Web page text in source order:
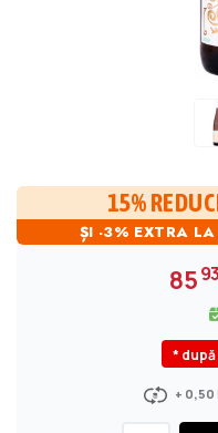
15%
ȘI -3% EXTRA
85
*
+ 0,50